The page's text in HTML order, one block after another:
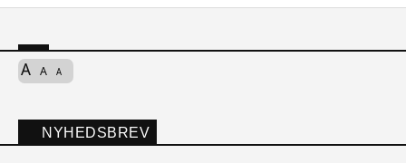
A A A
NYHEDSBREV